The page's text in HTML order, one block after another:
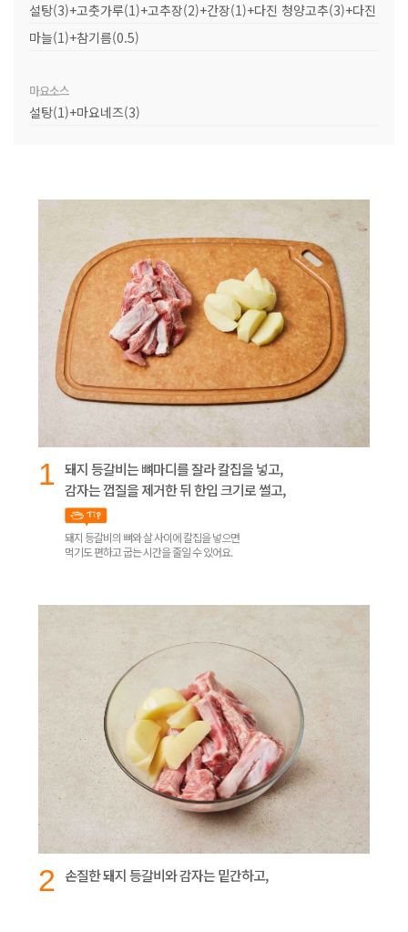
설탕(3)+고춧가루(1)+고추장(2)+간장(1)+다진 청양고추(3)+다진
마늘(1)+참기름(0.5)
마요소스
설탕(1)+마요네즈(3)
1 돼지 등갈비는 뼈마디를 잘라 칼집을 넣고,
감자는 껍질을 제거한 뒤 한입 크기로 썰고,
돼지 등갈비의 뼈와 살 사이에 칼집을 넣으면
먹기도 편하고 굽는 시간을 줄일 수 있어요.
2 손질한 돼지 등갈비와 감자는 밑간하고,